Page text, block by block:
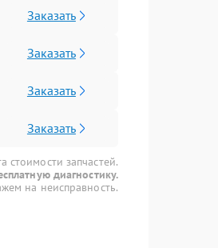
Заказать
Заказать
Заказать
Заказать
стоимости запчастей.
диагностику.
на неисправность.